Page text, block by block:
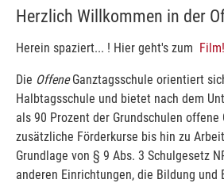
Herzlich Willkommen in der
Herein spaziert... ! Hier geht's zum Film!
Die OffeneGanztagsschule orientiert
Halbtagsschule und bietet nach dem
als 90 Prozent der Grundschulen
zusätzliche Förderkurse bis hin zu
Grundlage von § 9 Abs. 3 Schulgesetz
anderen Einrichtungen, die Bildung